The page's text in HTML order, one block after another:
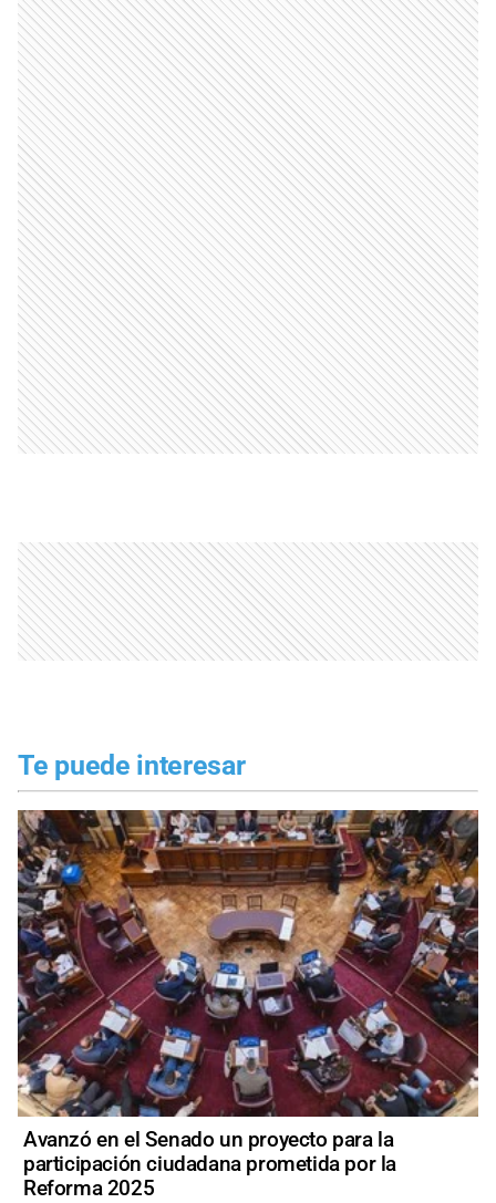
Te puede interesar
Avanzó en el Senado un proyecto para la
participación ciudadana prometida por la
Reforma 2025